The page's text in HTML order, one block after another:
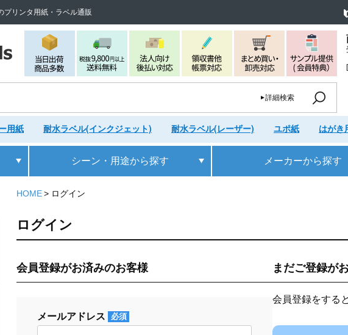
プリンタ用紙・ラベル通販
詳細検索
用紙 耐水ラベル(インクジェット) 耐水ラベル(レーザー) ユポ紙 はがき
シーン・用途から探す メーカーから探す
HOME ログイン
ログイン
会員登録がお済みのお客様
メールアドレス
まだご登録が
会員登録をする